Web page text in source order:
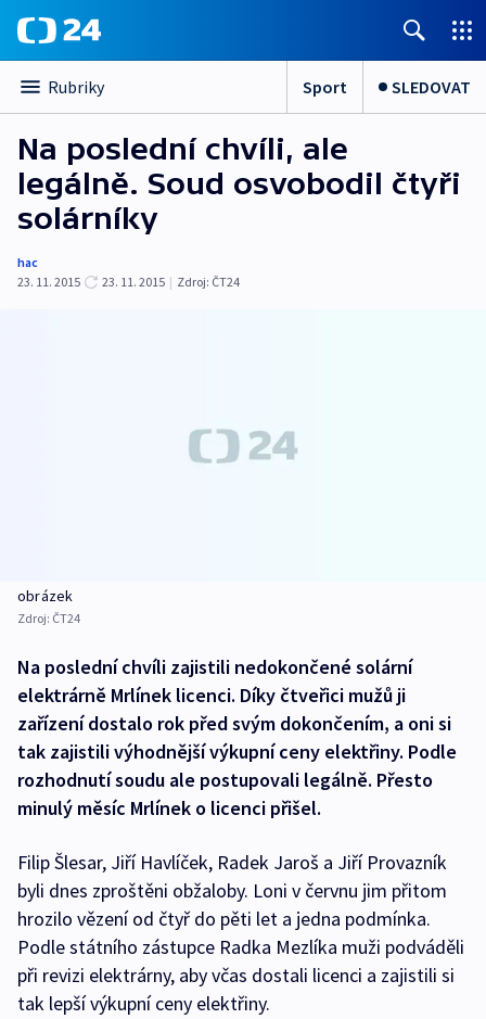
Rubriky Sport SLEDOVAT
Na poslední chvíli, ale
legálně. Soud osvobodil čtyři
solárníky
hac
23. 11. 2015
23. 11. 2015 | Zdroj: ČT24
obrázek
Zdroj: ČT24
Na poslední chvíli zajistili nedokončené solární
elektrárně Mrlínek licenci. Díky čtveřici mužů ji
zařízení dostalo rok před svým dokončením, a oni si
tak zajistili výhodnější výkupní ceny elektřiny. Podle
rozhodnutí soudu ale postupovali legálně. Přesto
minulý měsíc Mrlínek o licenci přišel.
Filip Šlesar, Jiří Havlíček, Radek Jaroš a Jiří Provazník
byli dnes zproštěni obžaloby. Loni v červnu jim přitom
hrozilo vězení od čtyř do pěti let a jedna podmínka.
Podle státního zástupce Radka Mezlíka muži podváděli
při revizi elektrárny, aby včas dostali licenci a zajistili si
tak lepší výkupní ceny elektřiny.